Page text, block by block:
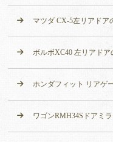
マツダ CX-5左リアドア
ボルボXC40 左リアドア
ホンダフィット リアゲ
ワゴンRMH34Sドアミ